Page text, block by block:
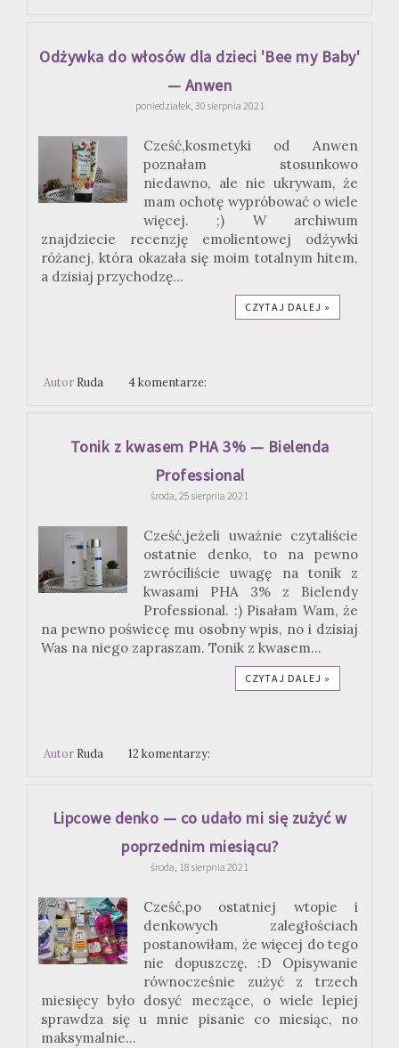
Odżywka do włosów dla dzieci 'Bee my Baby'
— Anwen
poniedziałek, 30 sierpnia 2021
Cześć,kosmetyki od Anwen
poznałam stosunkowo
niedawno, ale nie ukrywam, że
mam ochotę wypróbować o wiele
więcej. ;) W archiwum
znajdziecie recenzję emolientowej odżywki
różanej, która okazała się moim totalnym hitem,
a dzisiaj przychodzę...
CZYTAJ DALEJ »
Autor Ruda 4 komentarze:
Tonik z kwasem PHA 3% — Bielenda
Professional
środa, 25 sierpnia 2021
Cześć,jeżeli uważnie czytaliście
ostatnie denko, to na pewno
zwróciliście uwagę na tonik z
kwasami PHA 3% z Bielendy
Professional. :) Pisałam Wam, że
na pewno poświecę mu osobny wpis, no i dzisiaj
Was na niego zapraszam. Tonik z kwasem...
CZYTAJ DALEJ »
Autor Ruda 12 komentarzy:
Lipcowe denko — co udało mi się zużyć w
poprzednim miesiącu?
środa, 18 sierpnia 2021
Cześć,po ostatniej wtopie i
denkowych zaległościach
postanowiłam, że więcej do tego
nie dopuszczę. :D Opisywanie
równocześnie zużyć z trzech
miesięcy było dosyć meczące, o wiele lepiej
sprawdza się u mnie pisanie co miesiąc, no
maksymalnie...